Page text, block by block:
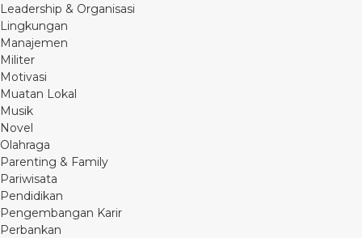
Leadership & Organisasi
Lingkungan
Manajemen
Militer
Motivasi
Muatan Lokal
Musik
Novel
Olahraga
Parenting & Family
Pariwisata
Pendidikan
Pengembangan Karir
Perbankan